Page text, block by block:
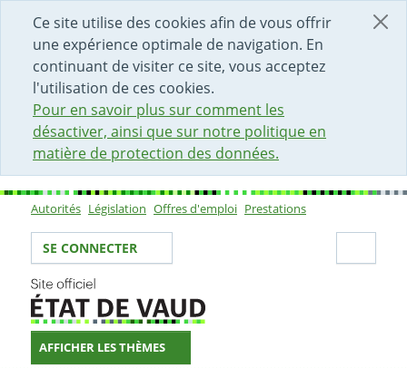
Ce site utilise des cookies afin de vous offrir
une expérience optimale de navigation. En
continuant de visiter ce site, vous acceptez
l'utilisation de ces cookies.
Pour en savoir plus sur comment les
désactiver, ainsi que sur notre politique en
matière de protection des données.
DÉBUT DU CONTENU DE LA PAGE
ACCÈS AU CHAMP DE RECHERCHE
PAGE D'ACCUEIL
FORMULAIRE DE CONTACT
Sous-navigation
Autorités Législation Offres d'emploi Prestations
Votre identité
SE CONNECTER
AFFICHER LES THÈMES